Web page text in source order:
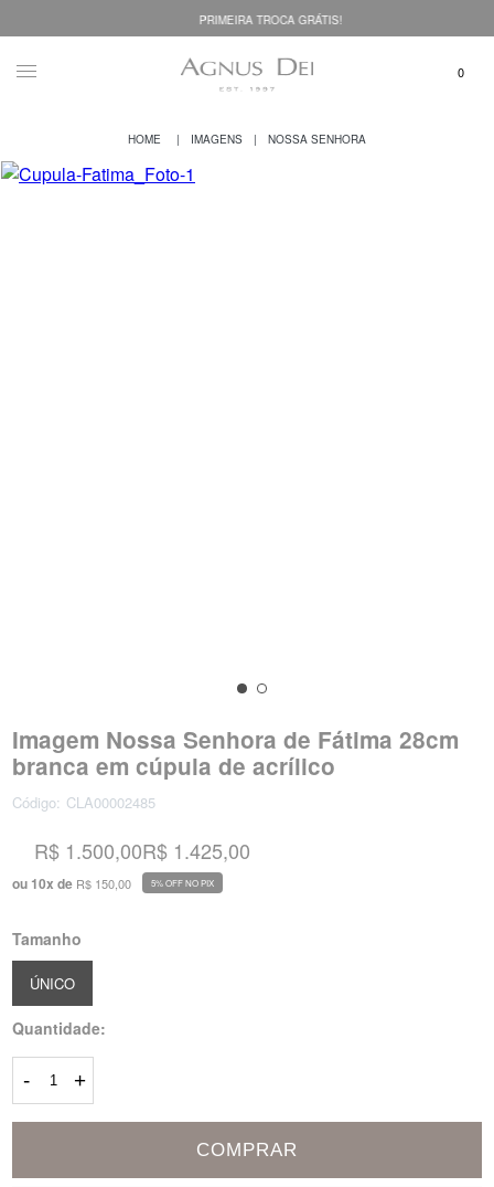
PRIMEIRA TROCA GRÁTIS!
IMAGENS NOSSA SENHORA
Imagem Nossa Senhora de Fátima 28cm
branca em cúpula de acrílico
Código: CLA00002485
R$ 1.500,00
ou 10x de R$ 150,00
R$ 1.425,00
5% OFF NO PIX
Tamanho
ÚNICO
Quantidade:
- +
COMPRAR